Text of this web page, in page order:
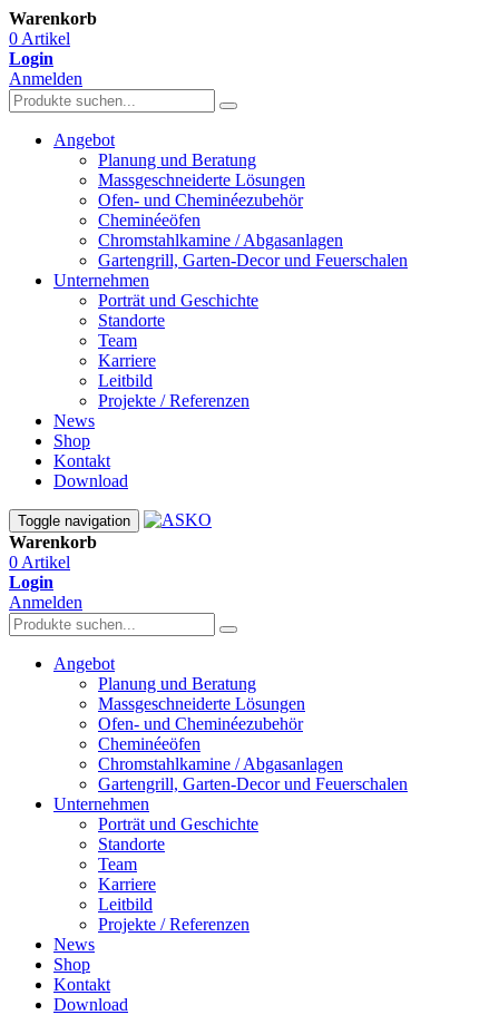
Warenkorb
0 Artikel
Login
Anmelden
Angebot
Planung und Beratung
Massgeschneiderte Lösungen
Ofen- und Cheminéezubehör
Cheminéeöfen
Chromstahlkamine / Abgasanlagen
Gartengrill, Garten-Decor und Feuerschalen
Unternehmen
Porträt und Geschichte
Standorte
Team
Karriere
Leitbild
Projekte / Referenzen
News
Shop
Kontakt
Download
Toggle navigation
Warenkorb
0 Artikel
Login
Anmelden
Angebot
Planung und Beratung
Massgeschneiderte Lösungen
Ofen- und Cheminéezubehör
Cheminéeöfen
Chromstahlkamine / Abgasanlagen
Gartengrill, Garten-Decor und Feuerschalen
Unternehmen
Porträt und Geschichte
Standorte
Team
Karriere
Leitbild
Projekte / Referenzen
News
Shop
Kontakt
Download